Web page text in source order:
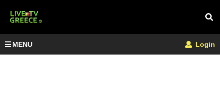
MENU Login